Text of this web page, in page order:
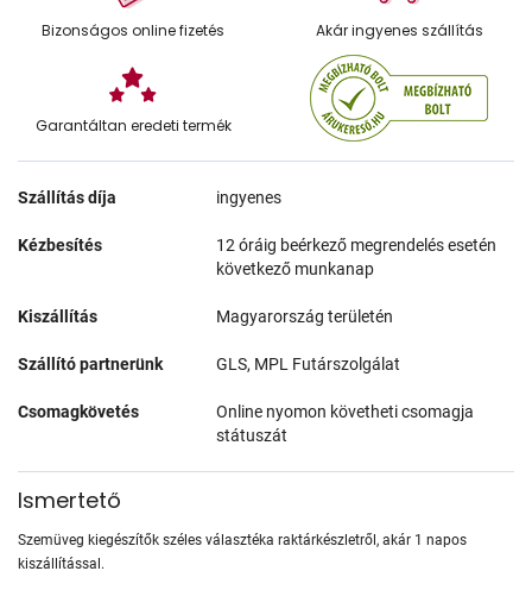
Bizonságos online fizetés Akár ingyenes szállítás
Garantáltan eredeti termék
Szállítás díja ingyenes
Kézbesítés
12 óráig beérkező megrendelés esetén
következő munkanap
Kiszállítás Magyarország területén
Szállító partnerünk GLS, MPL Futárszolgálat
Csomagkövetés
Online nyomon követheti csomagja
státuszát
Ismertető
Szemüveg kiegészítők széles választéka raktárkészletről, akár 1 napos
kiszállítással.